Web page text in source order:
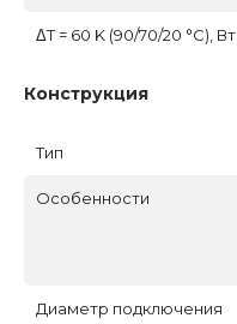
ΔT = 60 K (90/70/20 °C), Вт
Конструкция
Тип
Особенности
Диаметр подключения